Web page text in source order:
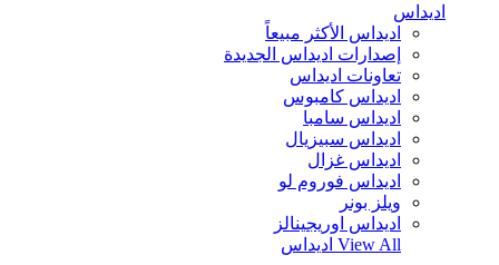
اديداس
اديداس الأكثر مبيعاً
إصدارات اديداس الجديدة
تعاونات اديداس
اديداس كامبوس
اديداس سامبا
اديداس سبيزيال
اديداس غزال
اديداس فوروم لو
ويلز بونر
اديداس اوريجينالز
View All اديداس